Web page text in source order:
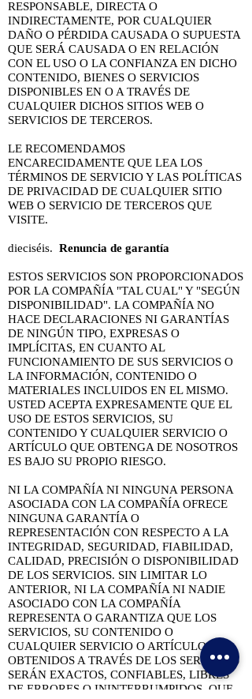
RESPONSABLE, DIRECTA O
INDIRECTAMENTE, POR CUALQUIER
DAÑO O PÉRDIDA CAUSADA O SUPUESTA
QUE SERÁ CAUSADA O EN RELACIÓN
CON EL USO O LA CONFIANZA EN DICHO
CONTENIDO, BIENES O SERVICIOS
DISPONIBLES EN O A TRAVÉS DE
CUALQUIER DICHOS SITIOS WEB O
SERVICIOS DE TERCEROS.
LE RECOMENDAMOS
ENCARECIDAMENTE QUE LEA LOS
TÉRMINOS DE SERVICIO Y LAS POLÍTICAS
DE PRIVACIDAD DE CUALQUIER SITIO
WEB O SERVICIO DE TERCEROS QUE
VISITE.
dieciséis. Renuncia de garantía
ESTOS SERVICIOS SON PROPORCIONADOS
POR LA COMPAÑÍA "TAL CUAL" Y "SEGÚN
DISPONIBILIDAD". LA COMPAÑÍA NO
HACE DECLARACIONES NI GARANTÍAS
DE NINGÚN TIPO, EXPRESAS O
IMPLÍCITAS, EN CUANTO AL
FUNCIONAMIENTO DE SUS SERVICIOS O
LA INFORMACIÓN, CONTENIDO O
MATERIALES INCLUIDOS EN EL MISMO.
USTED ACEPTA EXPRESAMENTE QUE EL
USO DE ESTOS SERVICIOS, SU
CONTENIDO Y CUALQUIER SERVICIO O
ARTÍCULO QUE OBTENGA DE NOSOTROS
ES BAJO SU PROPIO RIESGO.
NI LA COMPAÑÍA NI NINGUNA PERSONA
ASOCIADA CON LA COMPAÑÍA OFRECE
NINGUNA GARANTÍA O
REPRESENTACIÓN CON RESPECTO A LA
INTEGRIDAD, SEGURIDAD, FIABILIDAD,
CALIDAD, PRECISIÓN O DISPONIBILIDAD
DE LOS SERVICIOS. SIN LIMITAR LO
ANTERIOR, NI LA COMPAÑÍA NI NADIE
ASOCIADO CON LA COMPAÑÍA
REPRESENTA O GARANTIZA QUE LOS
SERVICIOS, SU CONTENIDO O
CUALQUIER SERVICIO O ARTÍCULOS
OBTENIDOS A TRAVÉS DE LOS SERVICIOS
SERÁN EXACTOS, CONFIABLES, LIBRES
DE ERRORES O ININTERRUMPIDOS, QUE